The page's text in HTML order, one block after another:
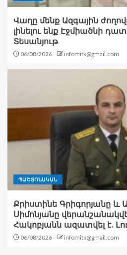
Վաղը մենք Ազգային
լինելու ենք Էջմիածնի
Տեսանյութ
06/08/2026 infomitk@gmail.com
ՊԱՇՏՈՆԱԿԱՆ
Քրիստինե Գրիգորյանը և
Սիմոնյանը
Հակոբյանն ազատվել է.
06/08/2026 infomitk@gmail.com